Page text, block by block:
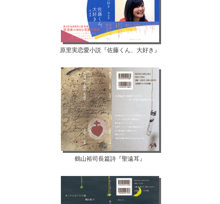
原里実恋愛小説『佐藤くん、大好き』
鶴山裕司長篇詩『聖遠耳』